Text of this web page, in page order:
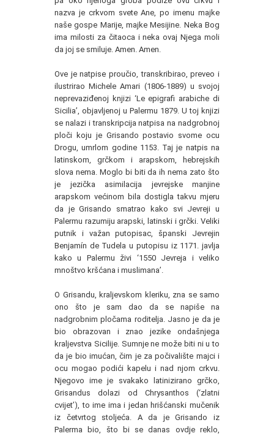
nazva je crkvom svete Ane, po imenu majke
naše gospe Marije, majke Mesijine. Neka Bog
ima milosti za čitaoca i neka ovaj Njega moli
da joj se smiluje. Amen. Amen.
Ove je natpise proučio, transkribirao, preveo i
ilustrirao Michele Amari (1806-1889) u svojoj
neprevaziđenoj knjizi ‘Le epigrafi arabiche di
Sicilia’, objavljenoj u Palermu 1879. U toj knjizi
se nalazi i transkripcija natpisa na nadgrobnoj
ploči koju je Grisando postavio svome ocu
Drogu, umrlom godine 1153. Taj je natpis na
latinskom, grčkom i arapskom, hebrejskih
slova nema. Moglo bi biti da ih nema zato što
je jezička asimilacija jevrejske manjine
arapskom većinom bila dostigla takvu mjeru
da je Grisando smatrao kako svi Jevreji u
Palermu razumiju arapski, latinski i grčki. Veliki
putnik i važan putopisac, španski Jevrejin
Benjamín de Tudela u putopisu iz 1171. javlja
kako u Palermu živi ‘1550 Jevreja i veliko
mnoštvo kršćana i muslimana’.
O Grisandu, kraljevskom kleriku, zna se samo
ono što je sam dao da se napiše na
nadgrobnim pločama roditelja. Jasno je da je
bio obrazovan i znao jezike ondašnjega
kraljevstva Sicilije. Sumnje ne može biti ni u to
da je bio imućan, čim je za počivalište majci i
ocu mogao podići kapelu i nad njom crkvu.
Njegovo ime je svakako latinizirano grčko,
Grisandus dolazi od Chrysanthos (‘zlatni
cvijet’), to ime ima i jedan hrišćanski mučenik
iz četvrtog stoljeća. A da je Grisando iz
Palerma bio, što bi se danas ovdje reklo,